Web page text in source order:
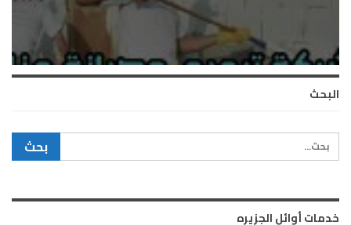
البحث
خدمات أوائل الجزيره